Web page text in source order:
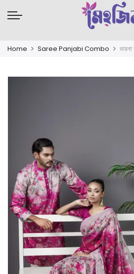
Home Saree Panjabi Combo